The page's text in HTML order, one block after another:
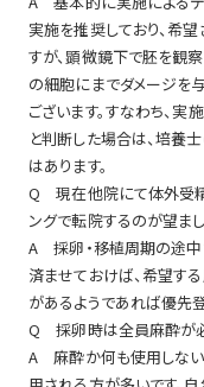
実施を推奨しており、希
すが、顕微鏡下で胚を観
の細胞にまでダメージを
ございます。すなわち、実
と判断した場合は、培養
はあります。
Q 現在他院にて体外受精
ングで転院するのが望ま
A 採卵・移植周期の途中
済ませておけば、希望す
があるようであれば優先
Q 採卵時は全員麻酔が
A 麻酔か何も使用しない